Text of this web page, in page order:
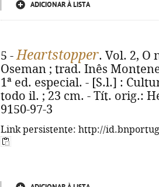
ADICIONAR À LISTA
5 -Heartstopper. Vol. 2, O
Oseman ; trad. Inês
1ª ed. especial. - [S.l.] :
todo il. ; 23 cm. - Tít. orig.:
9150-97-3
Link persistente: http://